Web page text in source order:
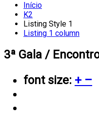
Início
K2
Listing Style 1
Listing 1 column
3ª Gala /
font size: + –